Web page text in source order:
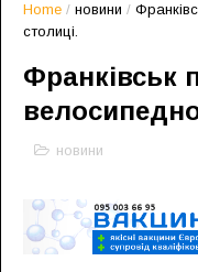
Home / новини /
столиці.
Франківськ
новини